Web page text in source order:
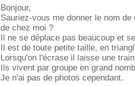
Bonjour,
Sauriez-vous me donner le nom
de chez moi ?
Il ne se déplace pas beaucoup et
Il est de toute petite taille, en
Lorsqu'on l'écrase il laisse une
Ils vivent par groupe en grand
Je n'ai pas de photos cependant.